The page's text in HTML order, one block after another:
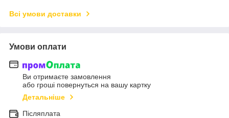
Всі умови доставки
Умови оплати
Ви отримаєте замовлення
або гроші повернуться на вашу картку
Детальніше
Післяплата